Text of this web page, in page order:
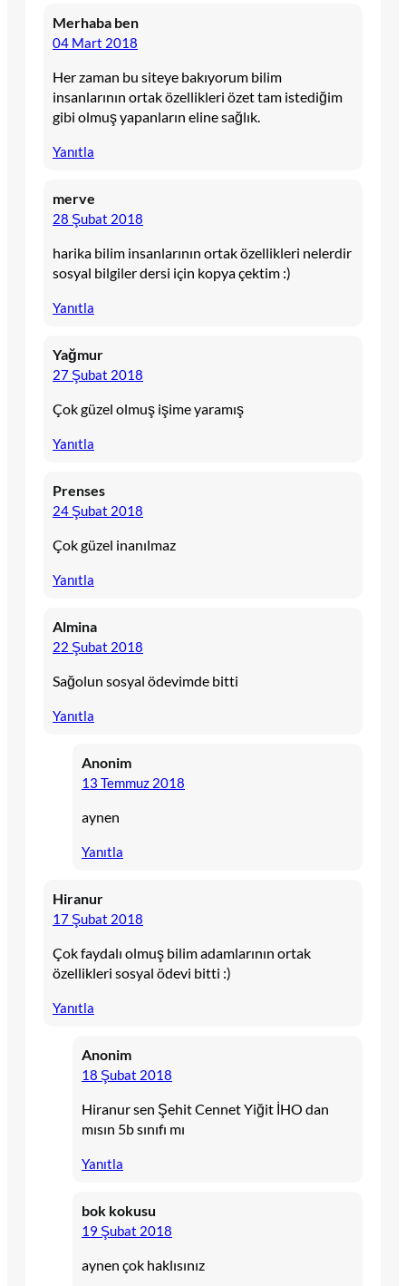
Merhaba ben
04 Mart 2018
Her zaman bu siteye bakıyorum bilim
insanlarının ortak özellikleri özet tam istediğim
gibi olmuş yapanların eline sağlık.
Yanıtla
merve
28 Şubat 2018
harika bilim insanlarının ortak özellikleri nelerdir
sosyal bilgiler dersi için kopya çektim :)
Yanıtla
Yağmur
27 Şubat 2018
Çok güzel olmuş işime yaramış
Yanıtla
Prenses
24 Şubat 2018
Çok güzel inanılmaz
Yanıtla
Almina
22 Şubat 2018
Sağolun sosyal ödevimde bitti
Yanıtla
Anonim
13 Temmuz 2018
aynen
Yanıtla
Hiranur
17 Şubat 2018
Çok faydalı olmuş bilim adamlarının ortak
özellikleri sosyal ödevi bitti :)
Yanıtla
Anonim
18 Şubat 2018
Hiranur sen Şehit Cennet Yiğit İHO dan
mısın 5b sınıfı mı
Yanıtla
bok kokusu
19 Şubat 2018
aynen çok haklısınız